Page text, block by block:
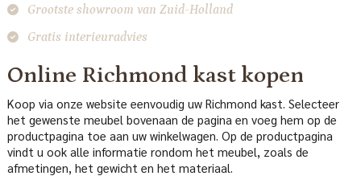
Grootste showroom van Zuid-Holland
Gratis interieuradvies
Online Richmond kast kopen
Koop via onze website eenvoudig uw Richmond kast. Selecteer
het gewenste meubel bovenaan de pagina en voeg hem op de
productpagina toe aan uw winkelwagen. Op de productpagina
vindt u ook alle informatie rondom het meubel, zoals de
afmetingen, het gewicht en het materiaal.